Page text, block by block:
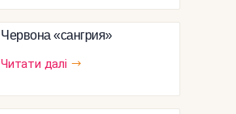
Червона «сангрия»
Читати далі